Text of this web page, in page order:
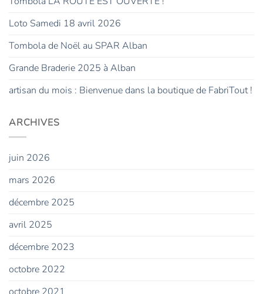
Loto Samedi 18 avril 2026
Tombola de Noël au SPAR Alban
Grande Braderie 2025 à Alban
artisan du mois : Bienvenue dans la boutique de FabriTout !
ARCHIVES
juin 2026
mars 2026
décembre 2025
avril 2025
décembre 2023
octobre 2022